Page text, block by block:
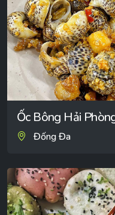
Ốc Bông Hải
Đống Đa